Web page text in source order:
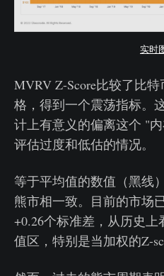
实时
MVRV Z-Score比较了比
格，得到一个震荡指标。
计上有意义的偏离这个 "
评估过度和低估的情况。
等于平均值的数值（黑线
熊市相一致。目前的市场
+0.26个标准差，从历史
值区，特别是当加权的Z-